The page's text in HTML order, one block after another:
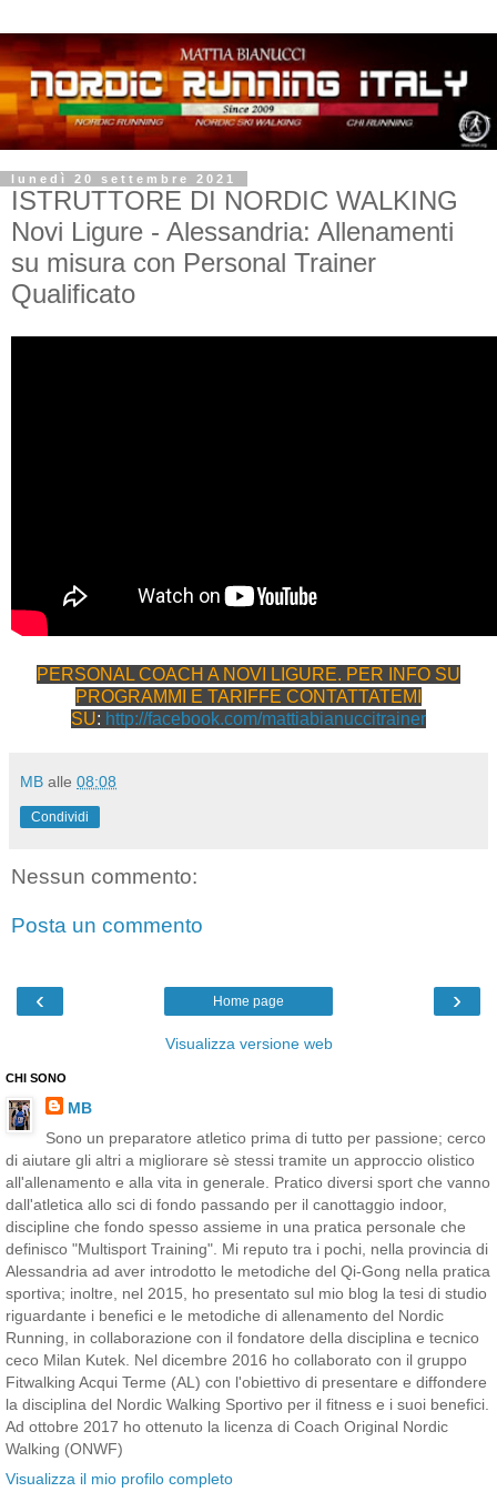
lunedì 20 settembre 2021
ISTRUTTORE DI NORDIC WALKING
Novi Ligure - Alessandria: Allenamenti
su misura con Personal Trainer
Qualificato
PERSONAL COACH A NOVI LIGURE. PER INFO SU
PROGRAMMI E TARIFFE CONTATTATEMI
SU: http://facebook.com/mattiabianuccitrainer
MB alle 08:08
Condividi
Nessun commento:
Posta un commento
‹ ›
Home page
Visualizza versione web
CHI SONO
MB
Sono un preparatore atletico prima di tutto per passione; cerco
di aiutare gli altri a migliorare sè stessi tramite un approccio olistico
all'allenamento e alla vita in generale. Pratico diversi sport che vanno
dall'atletica allo sci di fondo passando per il canottaggio indoor,
discipline che fondo spesso assieme in una pratica personale che
definisco "Multisport Training". Mi reputo tra i pochi, nella provincia di
Alessandria ad aver introdotto le metodiche del Qi-Gong nella pratica
sportiva; inoltre, nel 2015, ho presentato sul mio blog la tesi di studio
riguardante i benefici e le metodiche di allenamento del Nordic
Running, in collaborazione con il fondatore della disciplina e tecnico
ceco Milan Kutek. Nel dicembre 2016 ho collaborato con il gruppo
Fitwalking Acqui Terme (AL) con l'obiettivo di presentare e diffondere
la disciplina del Nordic Walking Sportivo per il fitness e i suoi benefici.
Ad ottobre 2017 ho ottenuto la licenza di Coach Original Nordic
Walking (ONWF)
Visualizza il mio profilo completo